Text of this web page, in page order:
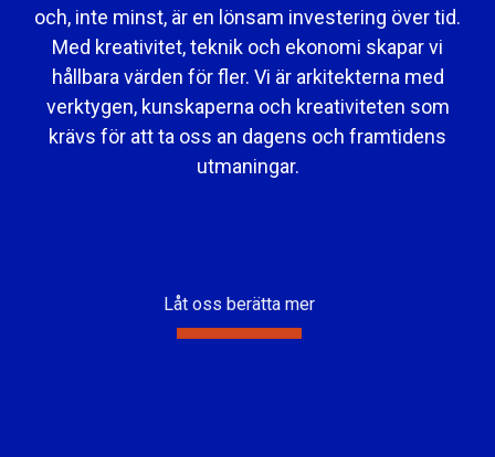
och, inte minst, är en lönsam investering över tid.
Med kreativitet, teknik och ekonomi skapar vi
hållbara värden för fler. Vi är arkitekterna med
verktygen, kunskaperna och kreativiteten som
krävs för att ta oss an dagens och framtidens
utmaningar.
Låt oss berätta mer